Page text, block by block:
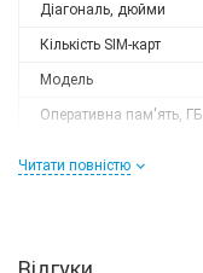
Діагональ, дюйми
Кількість SIM-карт
Модель
Оперативна пам'ять, ГБ
Читати повністю